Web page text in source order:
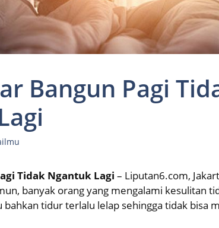
Bangun Pagi
Tidak Ngantuk Lagi – Liputan6.com,
banyak orang yang mengalami kesulitan
bahkan tidur terlalu lelap sehingga tidak bisa